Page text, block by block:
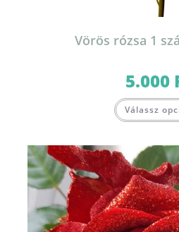
Vörös rózsa 1
5.000
Válassz